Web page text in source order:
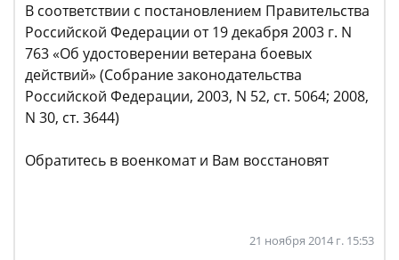
В соответствии с постановлением Правительства
Российской Федерации от 19 декабря 2003 г. N
763 «Об удостоверении ветерана боевых
действий» (Собрание законодательства
Российской Федерации, 2003, N 52, ст. 5064; 2008,
N 30, ст. 3644)
Обратитесь в военкомат и Вам восстановят
21 ноября 2014 г. 15:53